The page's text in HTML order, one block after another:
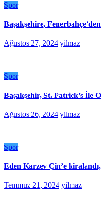
Spor
Başakşehire,
Ağustos 27, 2024 yilmaz
Spor
Başakşehir, St. Patrick’s İle
Ağustos 26, 2024 yilmaz
Spor
Eden Karzev Çin’e
Temmuz 21, 2024 yilmaz